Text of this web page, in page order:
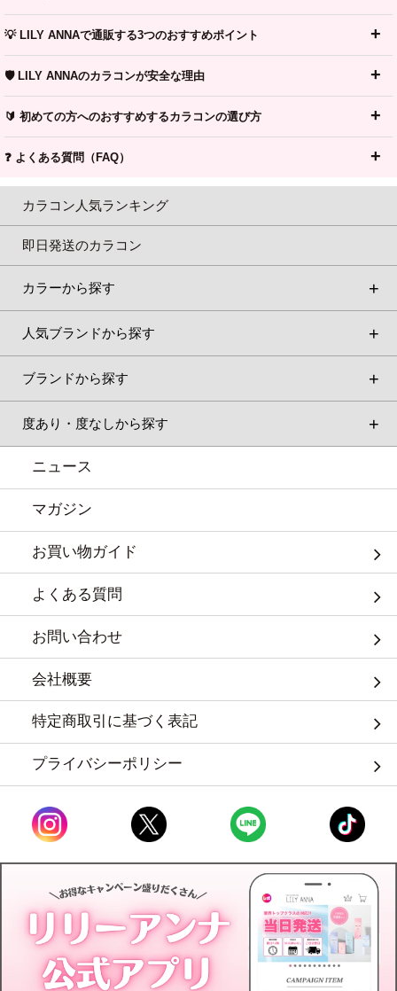
💡 LILY ANNAで通販する3つのおすすめポイント
🛡️ LILY ANNAのカラコンが安全な理由
🔰 初めての方へのおすすめするカラコンの選び方
❓ よくある質問（FAQ）
カラコン人気ランキング
即日発送のカラコン
カラーから探す
人気ブランドから探す
ブランドから探す
度あり・度なしから探す
ニュース
マガジン
お買い物ガイド
よくある質問
お問い合わせ
会社概要
特定商取引に基づく表記
プライバシーポリシー